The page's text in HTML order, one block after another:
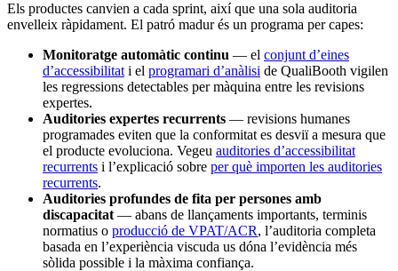
Els productes canvien a cada sprint, així que una sola auditoria
envelleix ràpidament. El patró madur és un programa per capes:
Monitoratge automàtic continu — el conjunt d’eines
d’accessibilitat i el programari d’anàlisi de QualiBooth vigilen
les regressions detectables per màquina entre les revisions
expertes.
Auditories expertes recurrents — revisions humanes
programades eviten que la conformitat es desviï a mesura que
el producte evoluciona. Vegeu auditories d’accessibilitat
recurrents i l’explicació sobre per què importen les auditories
recurrents.
Auditories profundes de fita per persones amb
discapacitat — abans de llançaments importants, terminis
normatius o producció de VPAT/ACR, l’auditoria completa
basada en l’experiència viscuda us dóna l’evidència més
sòlida possible i la màxima confiança.